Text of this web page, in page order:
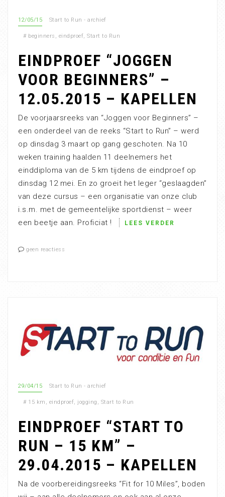
12/05/15 Start to Run - archief
# beginners , eindproef, Start to Run
EINDPROEF “JOGGEN
VOOR BEGINNERS” –
12.05.2015 – KAPELLEN
De voorjaarsreeks van “Joggen voor Beginners” –
een onderdeel van de reeks “Start to Run” – werd
op dinsdag 3 maart op gang geschoten. Na 10
weken training haalden 11 deelnemers het
einddiploma van de 5 km tijdens de eindproef op
dinsdag 12 mei. En zo groeit het leger “geslaagden”
van deze cursus – een organisatie van onze club
i.s.m. met de gemeentelijke sportdienst – weer
een beetje aan. Proficiat !
LEES VERDER
geen reactiess
29/04/15 Start to Run - archief
# 15 km , eindproef, jogging , Start to Run
EINDPROEF “START TO
RUN – 15 KM” –
29.04.2015 – KAPELLEN
Na de voorbereidingsreeks “Fit for 10 Miles”, boden